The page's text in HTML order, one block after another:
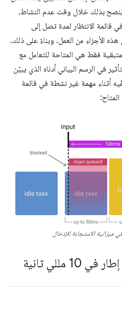
كما يُنصح بذلك خلال وقت عدم النشاط،
الانتظار لمدة تصل إلى
الأجزاء من العمل. وبناءً على ذلك،
ثانية المتبقية فقط هي المتاحة للتعامل مع
الرسم البياني أدناه الذي يبيّن
مهمة غير نشطة في قائمة
الاستجابة للإدخال
ثانية